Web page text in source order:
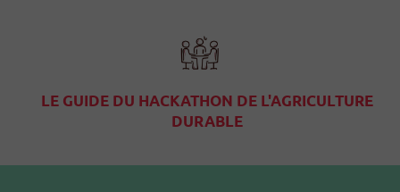
LE GUIDE DU HACKATHON DE L'AGRICULTURE
DURABLE